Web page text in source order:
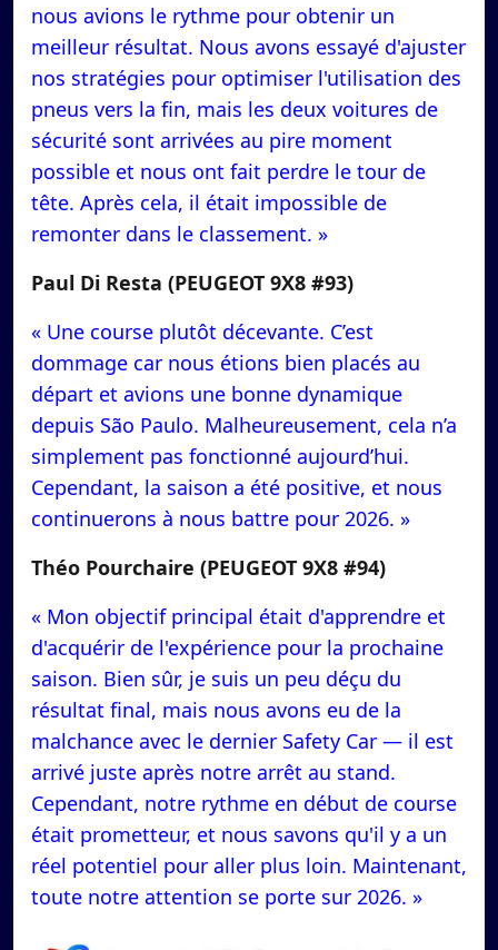
nous avions le rythme pour obtenir un
meilleur résultat. Nous avons essayé d'ajuster
nos stratégies pour optimiser l'utilisation des
pneus vers la fin, mais les deux voitures de
sécurité sont arrivées au pire moment
possible et nous ont fait perdre le tour de
tête. Après cela, il était impossible de
remonter dans le classement. »
Paul Di Resta (PEUGEOT 9X8 #93)
« Une course plutôt décevante. C’est
dommage car nous étions bien placés au
départ et avions une bonne dynamique
depuis São Paulo. Malheureusement, cela n’a
simplement pas fonctionné aujourd’hui.
Cependant, la saison a été positive, et nous
continuerons à nous battre pour 2026. »
Théo Pourchaire (PEUGEOT 9X8 #94)
« Mon objectif principal était d'apprendre et
d'acquérir de l'expérience pour la prochaine
saison. Bien sûr, je suis un peu déçu du
résultat final, mais nous avons eu de la
malchance avec le dernier Safety Car — il est
arrivé juste après notre arrêt au stand.
Cependant, notre rythme en début de course
était prometteur, et nous savons qu'il y a un
réel potentiel pour aller plus loin. Maintenant,
toute notre attention se porte sur 2026. »